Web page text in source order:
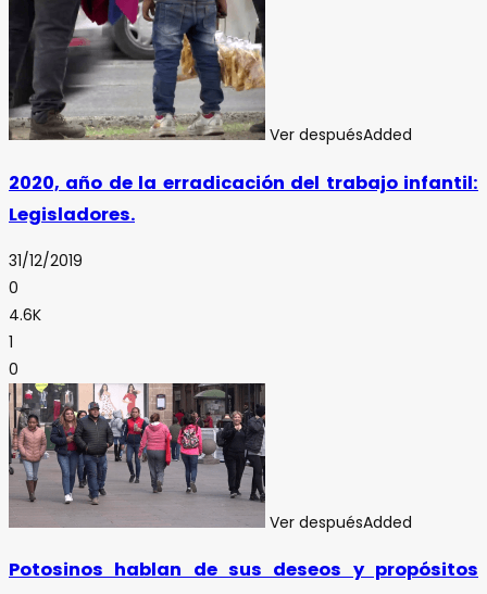
Ver despuésAdded
2020, año de la erradicación del trabajo infantil:
Legisladores.
31/12/2019
0
4.6K
1
0
Ver despuésAdded
Potosinos hablan de sus deseos y propósitos